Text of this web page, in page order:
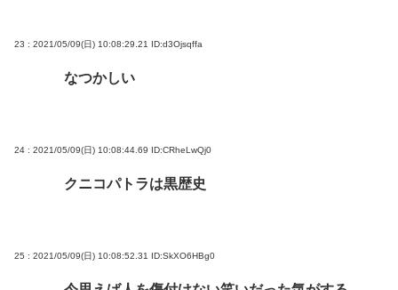
23 : 2021/05/09(日) 10:08:29.21 ID:d3Ojsqffa
なつかしい
24 : 2021/05/09(日) 10:08:44.69 ID:CRheLwQj0
クニコパトラは黒歴史
25 : 2021/05/09(日) 10:08:52.31 ID:SkXO6HBg0